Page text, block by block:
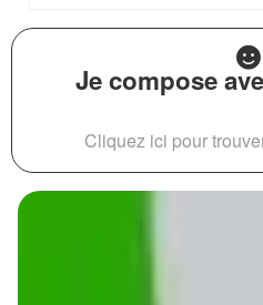
Je compose
Cliquez ici pour